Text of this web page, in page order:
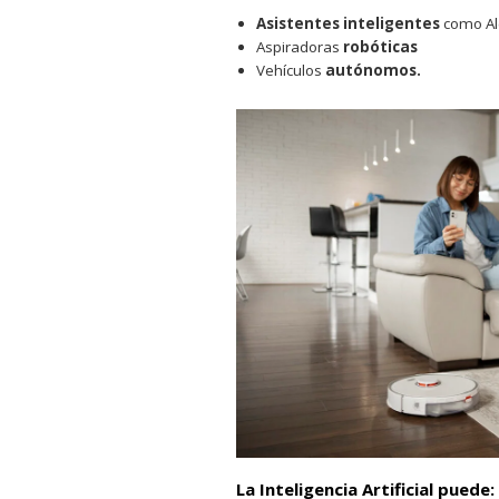
Asistentes inteligentescomo
Aspiradoras robóticas
Vehículos autónomos.
La Inteligencia Artificial puede: